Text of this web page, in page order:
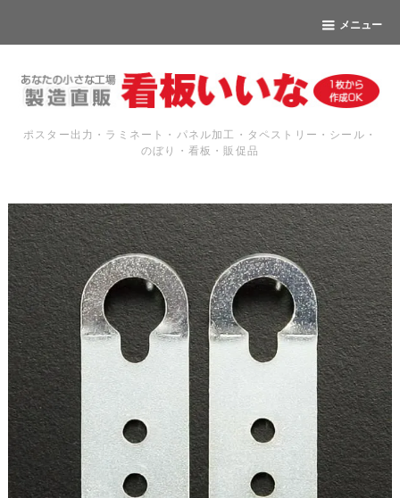
メニュー
ポスター出力・ラミネート・パネル加工・タペストリー・シール・
のぼり・看板・販促品